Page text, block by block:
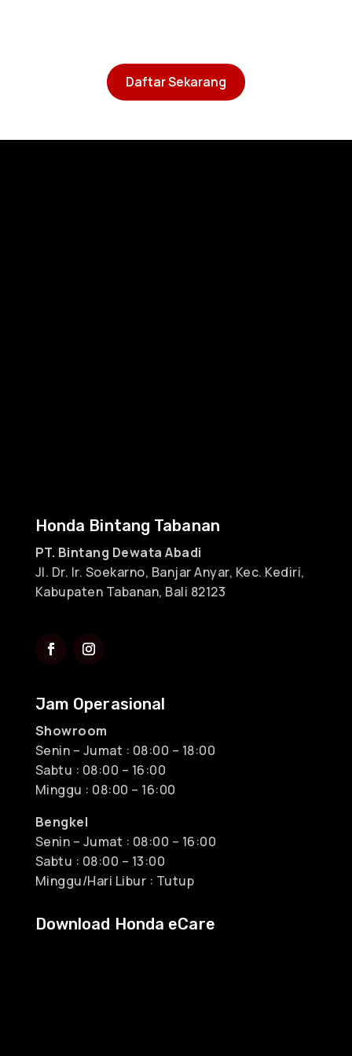
Daftar Sekarang
Honda Bintang Tabanan
PT. Bintang Dewata Abadi
Jl. Dr. Ir. Soekarno, Banjar Anyar, Kec. Kediri,
Kabupaten Tabanan, Bali 82123
Jam Operasional
Showroom
Senin – Jumat : 08:00 – 18:00
Sabtu : 08:00 – 16:00
Minggu : 08:00 – 16:00
Bengkel
Senin – Jumat : 08:00 – 16:00
Sabtu : 08:00 – 13:00
Minggu/Hari Libur : Tutup
Download Honda eCare